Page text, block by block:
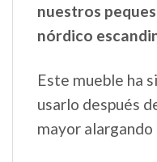
nuestros
nórdico
Este mueble ha
usarlo después
mayor